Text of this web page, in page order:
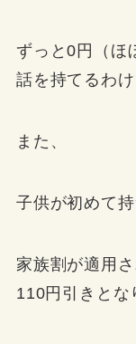
ずっと0円（ほ
話を持てるわけ
また、
子供が初めて
家族割が適用
110円引きとな